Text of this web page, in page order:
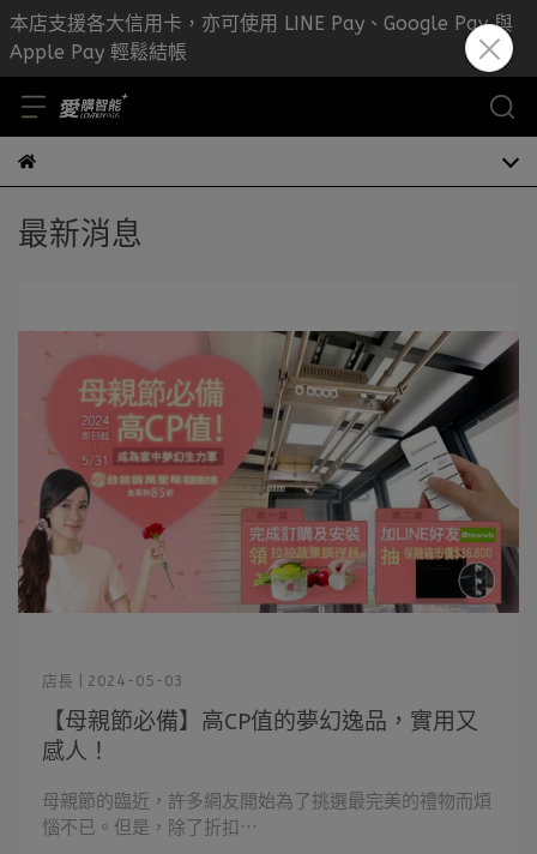
本店支援各大信用卡，亦可使用 LINE Pay、Google Pay 與
Apple Pay 輕鬆結帳
最新消息
【母親節必備】高CP值的夢幻逸品，實用又
感人！
店長 | 2024-05-03
母親節的臨近，許多網友開始為了挑選最完美的禮物而煩
惱不已。但是，除了折扣⋯